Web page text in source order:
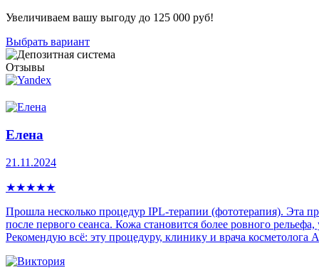
Увеличиваем вашу выгоду до 125 000 руб!
Выбрать вариант
Отзывы
Елена
21.11.2024
★★★★★
Прошла несколько процедур IPL-теpапии (фототерапия). Эта
после первого сеанса. Кожа становится более ровного
Рекомендую всё: эту процедуру, клинику и врача